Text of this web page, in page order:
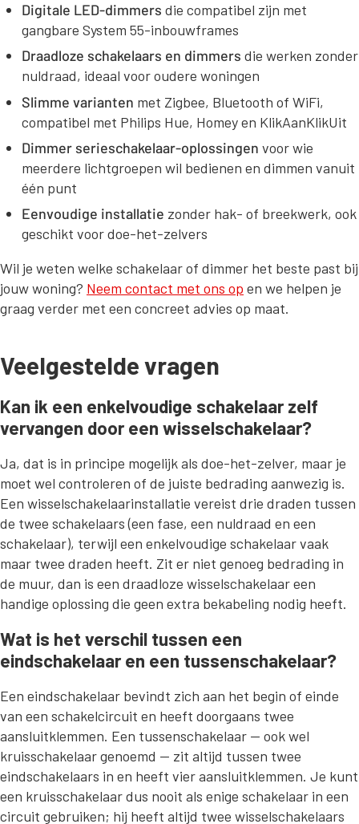
Digitale LED-dimmers die compatibel zijn met
gangbare System 55-inbouwframes
Draadloze schakelaars en dimmers die werken zonder
nuldraad, ideaal voor oudere woningen
Slimme varianten met Zigbee, Bluetooth of WiFi,
compatibel met Philips Hue, Homey en KlikAanKlikUit
Dimmer serieschakelaar-oplossingen voor wie
meerdere lichtgroepen wil bedienen en dimmen vanuit
één punt
Eenvoudige installatie zonder hak- of breekwerk, ook
geschikt voor doe-het-zelvers
Wil je weten welke schakelaar of dimmer het beste past bij
jouw woning? Neem contact met ons op en we helpen je
graag verder met een concreet advies op maat.
Veelgestelde vragen
Kan ik een enkelvoudige schakelaar zelf
vervangen door een wisselschakelaar?
Ja, dat is in principe mogelijk als doe-het-zelver, maar je
moet wel controleren of de juiste bedrading aanwezig is.
Een wisselschakelaarinstallatie vereist drie draden tussen
de twee schakelaars (een fase, een nuldraad en een
schakelaar), terwijl een enkelvoudige schakelaar vaak
maar twee draden heeft. Zit er niet genoeg bedrading in
de muur, dan is een draadloze wisselschakelaar een
handige oplossing die geen extra bekabeling nodig heeft.
Wat is het verschil tussen een
eindschakelaar en een tussenschakelaar?
Een eindschakelaar bevindt zich aan het begin of einde
van een schakelcircuit en heeft doorgaans twee
aansluitklemmen. Een tussenschakelaar — ook wel
kruisschakelaar genoemd — zit altijd tussen twee
eindschakelaars in en heeft vier aansluitklemmen. Je kunt
een kruisschakelaar dus nooit als enige schakelaar in een
circuit gebruiken; hij heeft altijd twee wisselschakelaars